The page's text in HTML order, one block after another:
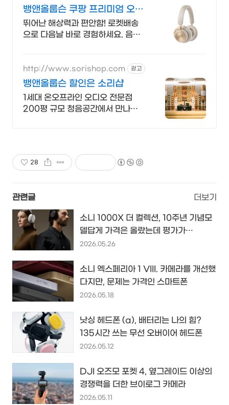
뱅앤올룹슨 쿠팡 프리미엄 오디
오
뛰어난 해상력과 편안함! 로켓배송
으로 다음날 바로 경험하세요. 음질
http://www.sorishop.com 광고
뱅앤올룹슨 할인은 소리샵
1세대 온오프라인 오디오 전문점
200평 규모 청음공간에서 만나는
28
관련글 더보기
소니 1000X 더 컬렉션, 10주년 기념모
델답게 가격은 올랐는데 평가가…
2026.05.26
소니 엑스페리아 1 VIII. 카메라를 개선했
다지만, 문제는 가격인 스마트폰
2026.05.18
낫싱 헤드폰 (a), 배터리는 나의 힘?
135시간 쓰는 무선 오버이어 헤드폰
2026.05.12
DJI 오즈모 포켓 4, 옆그레이드 이상의
경쟁력을 더한 브이로그 카메라
2026.05.11